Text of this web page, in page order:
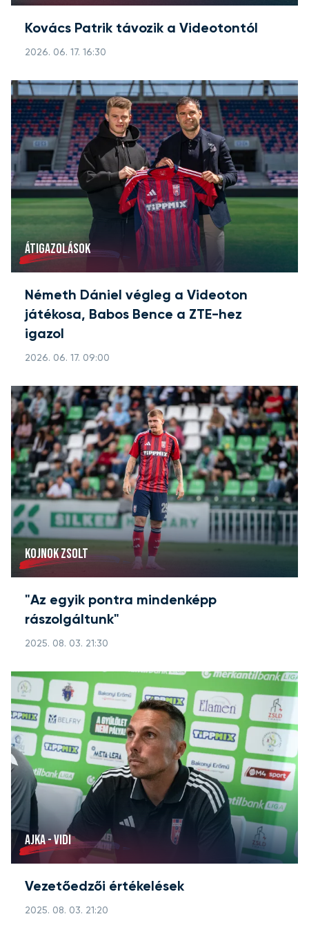
Kovács Patrik távozik a Videotontól
2026. 06. 17. 16:30
ÁTIGAZOLÁSOK
Németh Dániel végleg a Videoton
játékosa, Babos Bence a ZTE-hez
igazol
2026. 06. 17. 09:00
KOJNOK ZSOLT
"Az egyik pontra mindenképp
rászolgáltunk"
2025. 08. 03. 21:30
AJKA - VIDI
Vezetőedzői értékelések
2025. 08. 03. 21:20